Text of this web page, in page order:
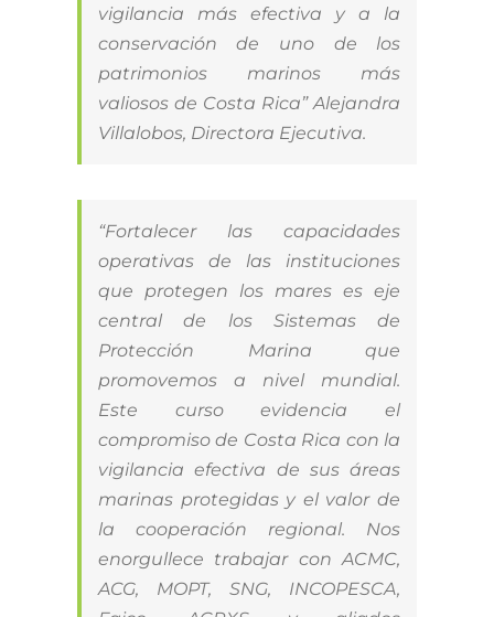
vigilancia más efectiva y a la
conservación de uno de los
patrimonios marinos más
valiosos de Costa Rica” Alejandra
Villalobos, Directora Ejecutiva.
“Fortalecer las capacidades
operativas de las instituciones
que protegen los mares es eje
central de los Sistemas de
Protección Marina que
promovemos a nivel mundial.
Este curso evidencia el
compromiso de Costa Rica con la
vigilancia efectiva de sus áreas
marinas protegidas y el valor de
la cooperación regional. Nos
enorgullece trabajar con ACMC,
ACG, MOPT, SNG, INCOPESCA,